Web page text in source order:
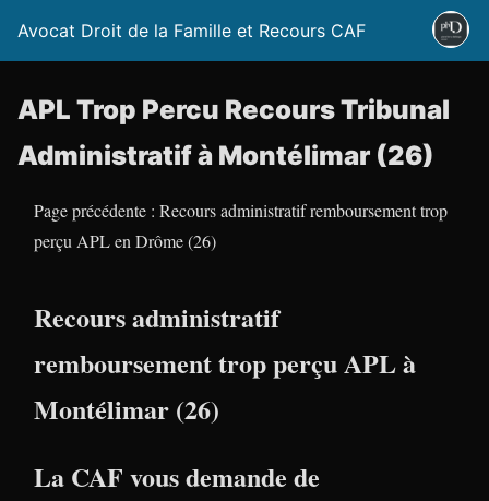
Avocat Droit de la Famille et Recours CAF
APL Trop Percu Recours Tribunal
Administratif à Montélimar (26)
Page précédente : Recours administratif remboursement trop
perçu APL en Drôme (26)
Recours administratif
remboursement trop perçu APL à
Montélimar (26)
La CAF vous demande de